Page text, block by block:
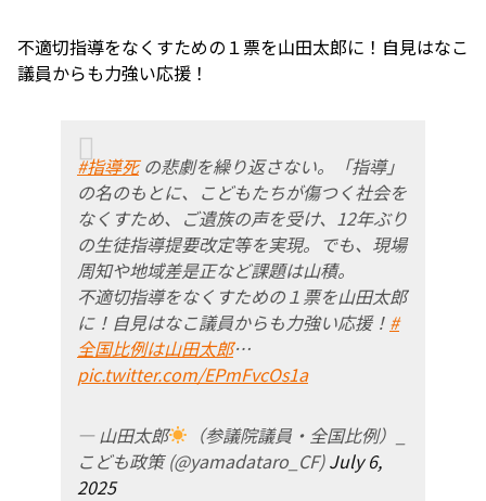
不適切指導をなくすための１票を山田太郎に！自見はなこ
議員からも力強い応援！
#指導死の悲劇を繰り返さない。「指導」
の名のもとに、こどもたちが傷つく社会を
なくすため、ご遺族の声を受け、12年ぶり
の生徒指導提要改定等を実現。でも、現場
周知や地域差是正など課題は山積。
不適切指導をなくすための１票を山田太郎
に！自見はなこ議員からも力強い応援！ #
全国比例は山田太郎…
pic.twitter.com/EPmFvcOs1a
— 山田太郎
（参議院議員・全国比例）_
こども政策 (@yamadataro_CF)July 6,
2025